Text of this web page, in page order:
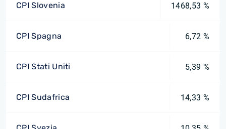
CPI Slovenia 1468,53 %
CPI Spagna 6,72 %
CPI Stati Uniti 5,39 %
CPI Sudafrica 14,33 %